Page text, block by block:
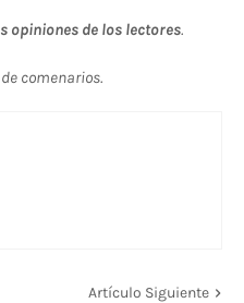
opiniones de los lectores.
comenarios.
Artículo Siguiente